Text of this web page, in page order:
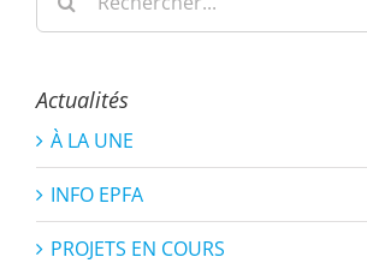
Actualités
À LA UNE
INFO EPFA
PROJETS EN COURS